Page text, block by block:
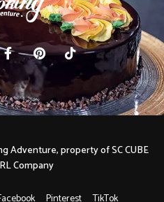
Adventure, property of SC CUBE
Company